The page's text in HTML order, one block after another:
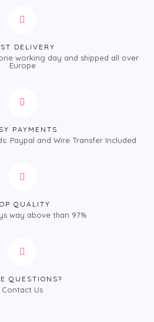
DELIVERY
working day and shipped all over
Europe
PAYMENTS
Paypal and Wire Transfer Included
QUALITY
way above than 97%
QUESTIONS?
Contact Us